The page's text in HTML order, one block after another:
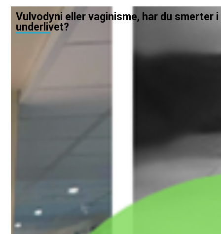
Vulvodyni eller vaginisme, har du smerter i
underlivet?